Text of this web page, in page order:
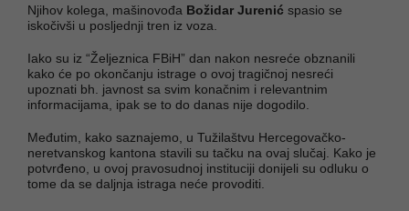
Njihov kolega, mašinovođa Božidar Jurenić spasio se
iskočivši u posljednji tren iz voza.
Iako su iz “Željeznica FBiH” dan nakon nesreće obznanili
kako će po okončanju istrage o ovoj tragičnoj nesreći
upoznati bh. javnost sa svim konačnim i relevantnim
informacijama, ipak se to do danas nije dogodilo.
Međutim, kako saznajemo, u Tužilaštvu Hercegovačko-
neretvanskog kantona stavili su tačku na ovaj slučaj. Kako je
potvrđeno, u ovoj pravosudnoj instituciji donijeli su odluku o
tome da se daljnja istraga neće provoditi.